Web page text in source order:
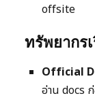
offsite
ทรัพยากร
Official
อ่าน docs